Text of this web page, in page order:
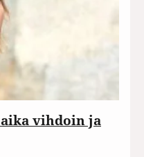
vihdoin ja